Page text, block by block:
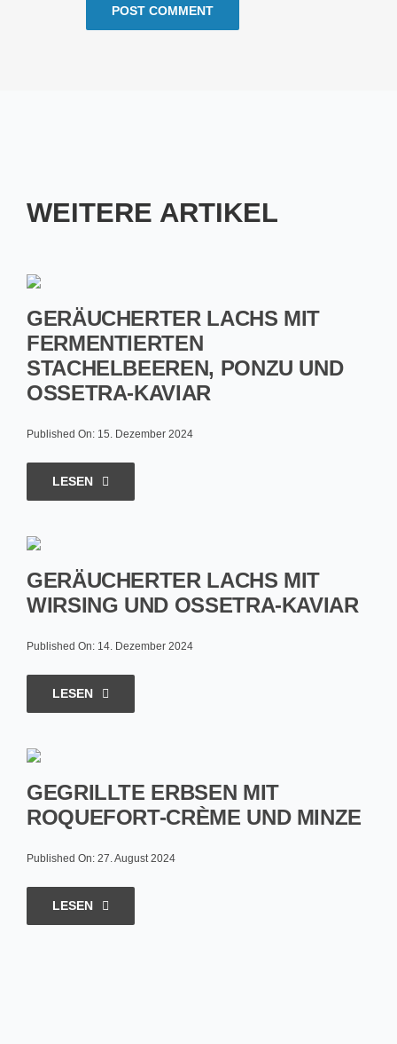
WEITERE ARTIKEL
GERÄUCHERTER LACHS MIT
FERMENTIERTEN
STACHELBEEREN, PONZU UND
OSSETRA-KAVIAR
Published On: 15. Dezember 2024
LESEN
GERÄUCHERTER LACHS MIT
WIRSING UND OSSETRA-KAVIAR
Published On: 14. Dezember 2024
LESEN
GEGRILLTE ERBSEN MIT
ROQUEFORT-CRÈME UND MINZE
Published On: 27. August 2024
LESEN